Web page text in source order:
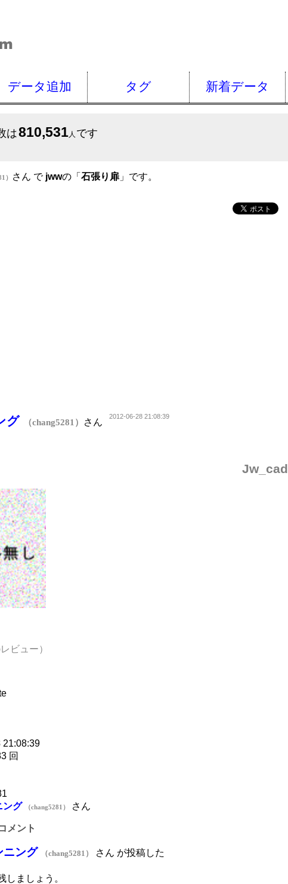
データ追加 タグ 新着データ
は810,531人 です
） さん で jwwの「 石張り扉 」です。
グ （chang5281） さん
2012-06-28 21:08:39
Jw_cad
ビュー）
21:08:39
回
ング （chang5281） さん
メント
ニング （chang5281）
さん が投稿した
しましょう。